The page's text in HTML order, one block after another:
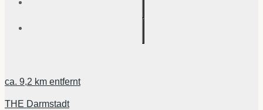
ca. 9,2 km entfernt
THE Darmstadt